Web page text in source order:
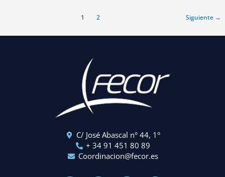
1 2 Siguiente →
C/ José Abascal n° 44, 1°
+ 34 91 451 80 89
Coordinacion@fecor.es
L
I Y X